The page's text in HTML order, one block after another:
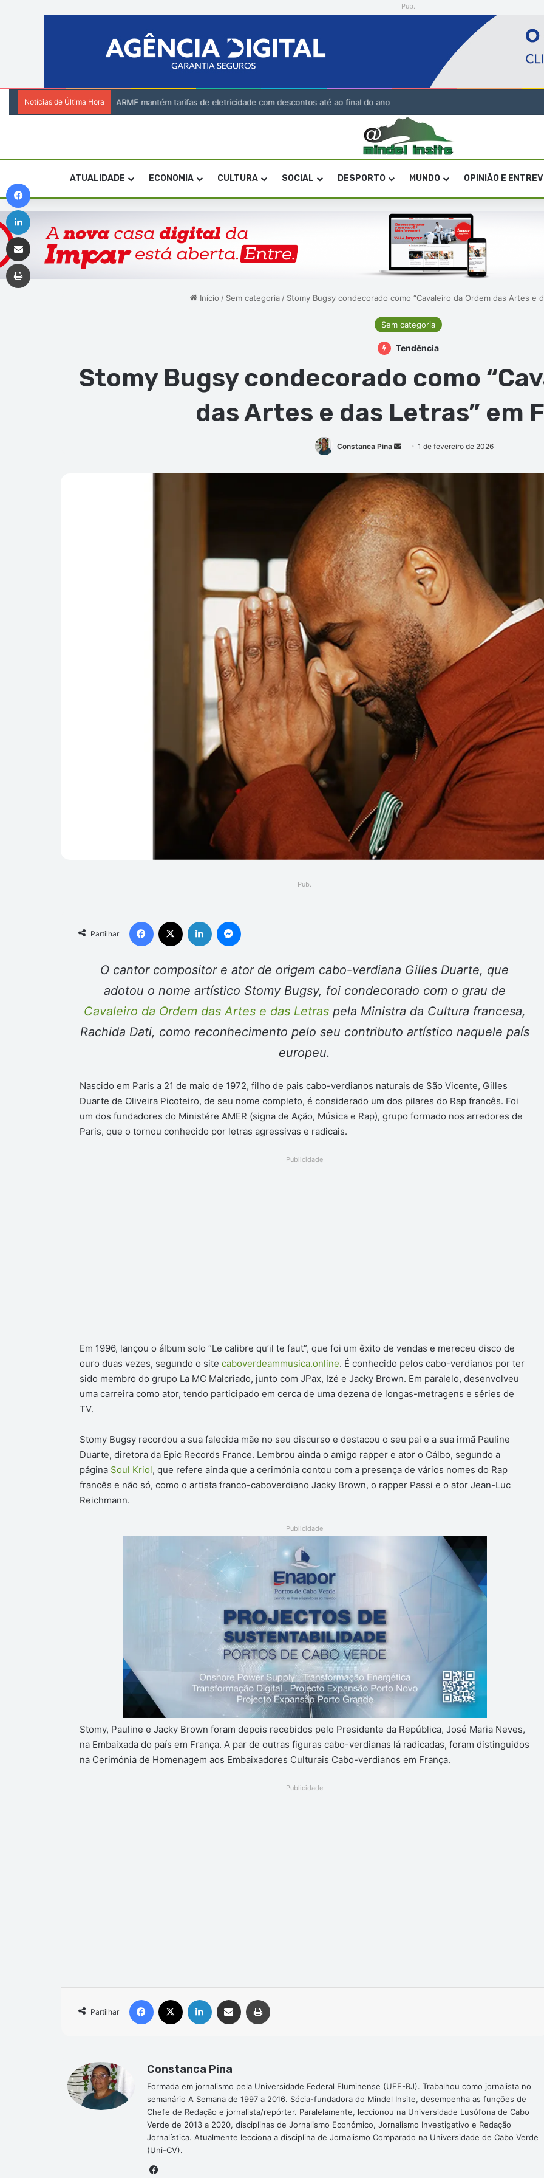
Pub.
Notícias de Última Hora ARME mantém tarifas de eletricidade com descontos até ao final do ano
ATUALIDADE ECONOMIA CULTURA SOCIAL DESPORTO MUNDO OPINIÃO E
Início / Sem categoria/ Stomy Bugsy condecorado como “Cavaleiro da Ordem das Artes e
Sem categoria
Tendência
Stomy Bugsy condecorado como
das Artes e das Letras” em
Constanca Pina
Mande
e-
mail
1 de fevereiro de 2026
Pub.
Partilhar
Facebook Linkedin
O cantor compositor e ator de origem cabo-verdiana Gilles Duarte, que
adotou o nome artístico Stomy Bugsy, foi condecorado com o grau de
Cavaleiro da Ordem das Artes e das Letraspela Ministra da Cultura francesa,
Rachida Dati, como reconhecimento pelo seu contributo artístico naquele país
europeu.
Nascido em Paris a 21 de maio de 1972, filho de pais cabo-verdianos naturais de São Vicente, Gilles
Duarte de Oliveira Picoteiro, de seu nome completo, é considerado um dos pilares do Rap francês. Foi
um dos fundadores do Ministére AMER (signa de Ação, Música e Rap), grupo formado nos arredores de
Paris, que o tornou conhecido por letras agressivas e radicais.
Publicidade
Em 1996, lançou o álbum solo “Le calibre qu’il te faut”, que foi um êxito de vendas e mereceu disco de
ouro duas vezes, segundo o site caboverdeammusica.online. É conhecido pelos cabo-verdianos por ter
sido membro do grupo La MC Malcriado, junto com JPax, Izé e Jacky Brown. Em paralelo, desenvolveu
uma carreira como ator, tendo participado em cerca de uma dezena de longas-metragens e séries de
TV.
Stomy Bugsy recordou a sua falecida mãe no seu discurso e destacou o seu pai e a sua irmã Pauline
Duarte, diretora da Epic Records France. Lembrou ainda o amigo rapper e ator o Cálbo, segundo a
página Soul Kriol, que refere ainda que a cerimónia contou com a presença de vários nomes do Rap
francês e não só, como o artista franco-caboverdiano Jacky Brown, o rapper Passi e o ator Jean-Luc
Reichmann.
Publicidade
Stomy, Pauline e Jacky Brown foram depois recebidos pelo Presidente da República, José Maria Neves,
na Embaixada do país em França. A par de outras figuras cabo-verdianas lá radicadas, foram distinguidos
na Cerimónia de Homenagem aos Embaixadores Culturais Cabo-verdianos em França.
Publicidade
Partilhar
Facebook Linkedin Compartilhar via e-mail
Constanca Pina
Formada em jornalismo pela Universidade Federal Fluminense (UFF-RJ). Trabalhou como jornalista no
semanário A Semana de 1997 a 2016. Sócia-fundadora do Mindel Insite, desempenha as funções de
Chefe de Redação e jornalista/repórter. Paralelamente, leccionou na Universidade Lusófona de Cabo
Verde de 2013 a 2020, disciplinas de Jornalismo Económico, Jornalismo Investigativo e Redação
Jornalística. Atualmente lecciona a disciplina de Jornalismo Comparado na Universidade de Cabo Verde
(Uni-CV).
Linkedin
Imprimir